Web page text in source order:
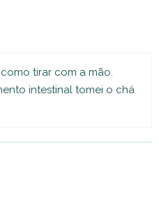
tirar com a mão.
intestinal tomei o chá